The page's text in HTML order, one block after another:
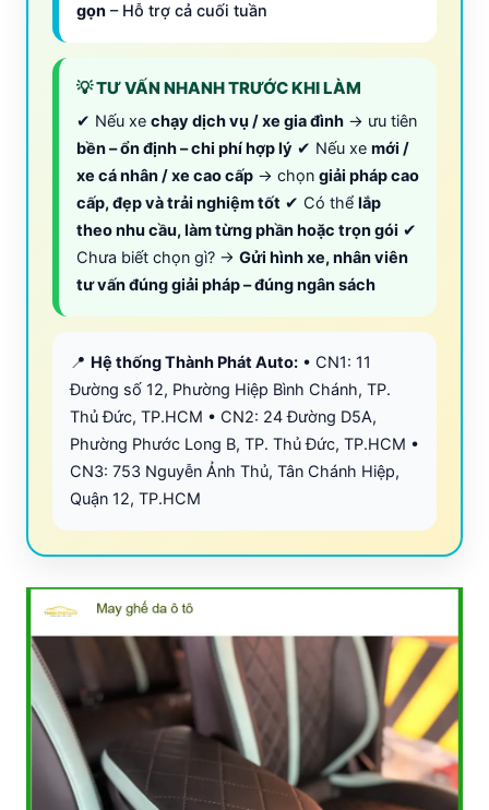
gọn – Hỗ trợ cả cuối tuần
💡 TƯ VẤN NHANH TRƯỚC KHI LÀM
✔ Nếu xe chạy dịch vụ / xe gia đình → ưu tiên
bền – ổn định – chi phí hợp lý ✔ Nếu xe mới /
xe cá nhân / xe cao cấp → chọn giải pháp cao
cấp, đẹp và trải nghiệm tốt ✔ Có thể lắp
theo nhu cầu, làm từng phần hoặc trọn gói ✔
Chưa biết chọn gì? → Gửi hình xe, nhân viên
tư vấn đúng giải pháp – đúng ngân sách
📍 Hệ thống Thành Phát Auto: • CN1: 11
Đường số 12, Phường Hiệp Bình Chánh, TP.
Thủ Đức, TP.HCM • CN2: 24 Đường D5A,
Phường Phước Long B, TP. Thủ Đức, TP.HCM •
CN3: 753 Nguyễn Ảnh Thủ, Tân Chánh Hiệp,
Quận 12, TP.HCM